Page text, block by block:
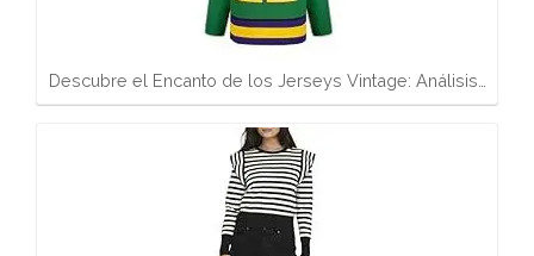
Descubre el Encanto de los Jerseys Vintage: Análisis…